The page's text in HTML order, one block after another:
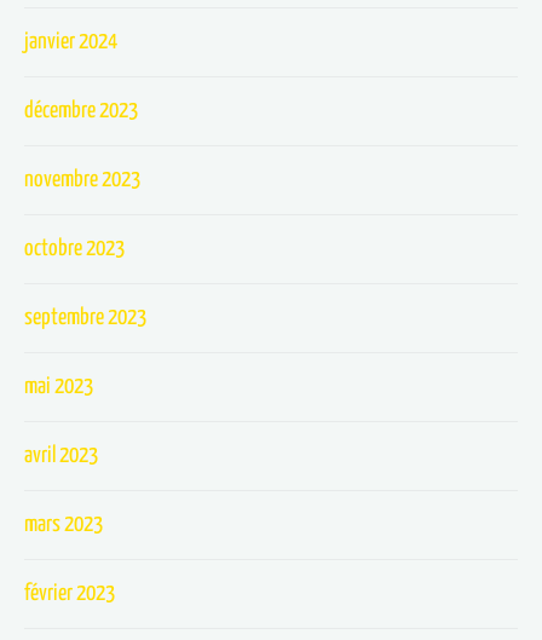
janvier 2024
décembre 2023
novembre 2023
octobre 2023
septembre 2023
mai 2023
avril 2023
mars 2023
février 2023